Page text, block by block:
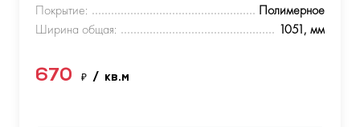
Покрытие:
Полимерное
Ширина общая:
1051, мм
670 ₽ / кв.м